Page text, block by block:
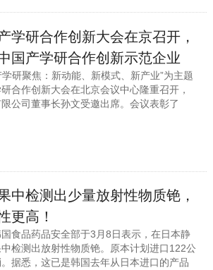
学研合作创新大会在京召开，
国产学研合作创新示范企业
聚焦：新动能、新模式、新产业”为主题
合作创新大会在北京会议中心隆重召开，
公司董事长孙文受邀出席。会议表彰了
中检测出少量放射性物质铯，
更高！
品药品安全部于3月8日表示，在日本静
检测出放射性物质铯。原本计划进口122公
据悉，这已是韩国去年从日本进口的产品